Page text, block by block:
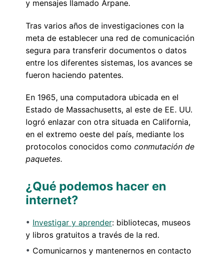
y mensajes llamado Arpane.
Tras varios años de investigaciones con la
meta de establecer una red de comunicación
segura para transferir documentos o datos
entre los diferentes sistemas, los avances se
fueron haciendo patentes.
En 1965, una computadora ubicada en el
Estado de Massachusetts, al este de EE. UU.
logró enlazar con otra situada en California,
en el extremo oeste del país, mediante los
protocolos conocidos como conmutación de
paquetes.
¿Qué podemos hacer en
internet?
Investigar y aprender: bibliotecas, museos
y libros gratuitos a través de la red.
Comunicarnos y mantenernos en contacto